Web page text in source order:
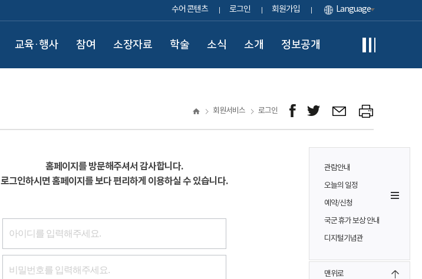
수어 콘텐츠 로그인 회원가입 Language
교육·행사 참여 소장자료 학술 소식 소개 정보공개
관람안내
오늘의 일정
예약/신청
국군 휴가 보상 안내
디지털기념관
맨위로
회원서비스 로그인
홈페이지를 방문해주셔서 감사합니다.
로그인하시면 홈페이지를 보다 편리하게 이용하실 수 있습니다.